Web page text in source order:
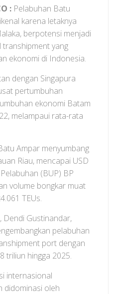
: Pelabuhan Batu
karena letaknya
berpotensi menjadi
yang
ekonomi di Indonesia.
dengan Singapura
pertumbuhan
ekonomi Batam
melampaui rata-rata
Ampar menyumbang
Riau, mencapai USD
(BUP) BP
volume bongkar muat
TEUs.
Dendi Gustinandar,
pelabuhan
port dengan
triliun hingga 2025.
internasional
didominasi oleh